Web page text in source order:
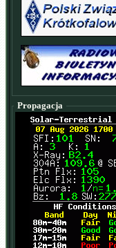
Propagacja